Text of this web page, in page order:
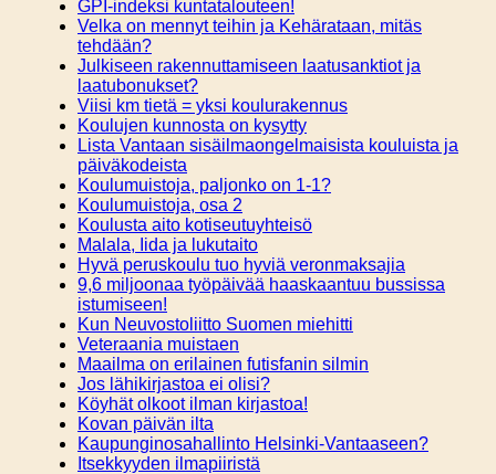
GPI-indeksi kuntatalouteen!
Velka on mennyt teihin ja Kehärataan, mitäs
tehdään?
Julkiseen rakennuttamiseen laatusanktiot ja
laatubonukset?
Viisi km tietä = yksi koulurakennus
Koulujen kunnosta on kysytty
Lista Vantaan sisäilmaongelmaisista kouluista ja
päiväkodeista
Koulumuistoja, paljonko on 1-1?
Koulumuistoja, osa 2
Koulusta aito kotiseutuyhteisö
Malala, Iida ja lukutaito
Hyvä peruskoulu tuo hyviä veronmaksajia
9,6 miljoonaa työpäivää haaskaantuu bussissa
istumiseen!
Kun Neuvostoliitto Suomen miehitti
Veteraania muistaen
Maailma on erilainen futisfanin silmin
Jos lähikirjastoa ei olisi?
Köyhät olkoot ilman kirjastoa!
Kovan päivän ilta
Kaupunginosahallinto Helsinki-Vantaaseen?
Itsekkyyden ilmapiiristä